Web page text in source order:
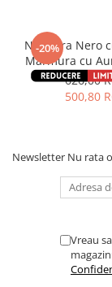
-20%
Noptiera Nero
Marmura cu
cm
626,00
500,80
Newsletter Nu rata
Vreau